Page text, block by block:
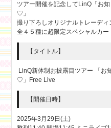
ツアー開催を記念してLinQ「お
♡」
撮り下ろしオリジナルトレーディ
全４５種に超限定スペシャルカ
【タイトル】
LinQ新体制お披露目ツアー 「お
♡」Free Live
【開催日時】
2025年3月29日(土)